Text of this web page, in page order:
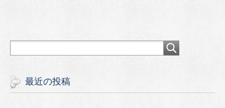
最近の投稿